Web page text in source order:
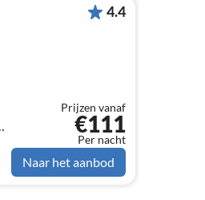
4.4
Prijzen vanaf
€111
Per nacht
Naar het aanbod